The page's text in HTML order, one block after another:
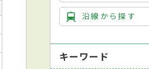
沿線から探す
キーワード